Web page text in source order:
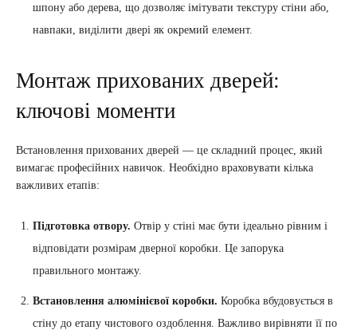
шпону або дерева, що дозволяє імітувати текстуру стіни або,
навпаки, виділити двері як окремий елемент.
Монтаж прихованих дверей:
ключові моменти
Встановлення прихованих дверей — це складний процес, який
вимагає професійних навичок. Необхідно враховувати кілька
важливих етапів:
Підготовка отвору. Отвір у стіні має бути ідеально рівним і
відповідати розмірам дверної коробки. Це запорука
правильного монтажу.
Встановлення алюмінієвої коробки. Коробка вбудовується в
стіну до етапу чистового оздоблення. Важливо вирівняти її по